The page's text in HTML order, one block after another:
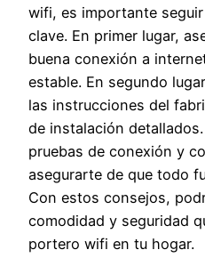
wifi, es importante
clave. En primer lugar,
buena conexión a
estable. En segundo
las instrucciones del
de instalación
pruebas de conexión y
asegurarte de que todo
Con estos consejos,
comodidad y seguridad
portero wifi en tu hogar.